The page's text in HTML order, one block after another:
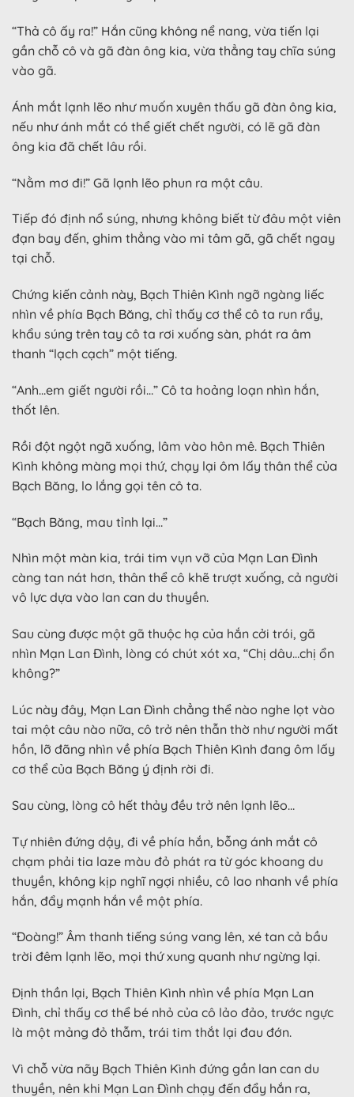
“Thả cô ấy ra!” Hắn cũng không nể nang, vừa tiến lại
gần chỗ cô và gã đàn ông kia, vừa thẳng tay chĩa súng
vào gã.
Ánh mắt lạnh lẽo như muốn xuyên thấu gã đàn ông kia,
nếu như ánh mắt có thể giết chết người, có lẽ gã đàn
ông kia đã chết lâu rồi.
“Nằm mơ đi!” Gã lạnh lẽo phun ra một câu.
Tiếp đó định nổ súng, nhưng không biết từ đâu một viên
đạn bay đến, ghim thẳng vào mi tâm gã, gã chết ngay
tại chỗ.
Chứng kiến cảnh này, Bạch Thiên Kình ngỡ ngàng liếc
nhìn về phía Bạch Băng, chỉ thấy cơ thể cô ta run rẩy,
khẩu súng trên tay cô ta rơi xuống sàn, phát ra âm
thanh “lạch cạch” một tiếng.
“Anh…em giết người rồi…” Cô ta hoảng loạn nhìn hắn,
thốt lên.
Rồi đột ngột ngã xuống, lâm vào hôn mê. Bạch Thiên
Kình không màng mọi thứ, chạy lại ôm lấy thân thể của
Bạch Băng, lo lắng gọi tên cô ta.
“Bạch Băng, mau tỉnh lại…”
Nhìn một màn kia, trái tim vụn vỡ của Mạn Lan Đình
càng tan nát hơn, thân thể cô khẽ trượt xuống, cả người
vô lực dựa vào lan can du thuyền.
Sau cùng được một gã thuộc hạ của hắn cởi trói, gã
nhìn Mạn Lan Đình, lòng có chút xót xa, “Chị dâu…chị ổn
không?”
Lúc này đây, Mạn Lan Đình chẳng thể nào nghe lọt vào
tai một câu nào nữa, cô trở nên thẫn thờ như người mất
hồn, lỡ đãng nhìn về phía Bạch Thiên Kình đang ôm lấy
cơ thể của Bạch Băng ý định rời đi.
Sau cùng, lòng cô hết thảy đều trở nên lạnh lẽo…
Tự nhiên đứng dậy, đi về phía hắn, bỗng ánh mắt cô
chạm phải tia laze màu đỏ phát ra từ góc khoang du
thuyền, không kịp nghĩ ngợi nhiều, cô lao nhanh về phía
hắn, đẩy mạnh hắn về một phía.
“Đoàng!” Âm thanh tiếng súng vang lên, xé tan cả bầu
trời đêm lạnh lẽo, mọi thứ xung quanh như ngừng lại.
Định thần lại, Bạch Thiên Kình nhìn về phía Mạn Lan
Đình, chỉ thấy cơ thể bé nhỏ của cô lảo đảo, trước ngực
là một mảng đỏ thẫm, trái tim thắt lại đau đớn.
Vì chỗ vừa nãy Bạch Thiên Kình đứng gần lan can du
thuyền, nên khi Mạn Lan Đình chạy đến đẩy hắn ra,